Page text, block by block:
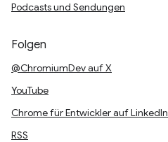
Podcasts und Sendungen
Folgen
@ChromiumDev auf X
YouTube
Chrome für Entwickler auf LinkedIn
RSS